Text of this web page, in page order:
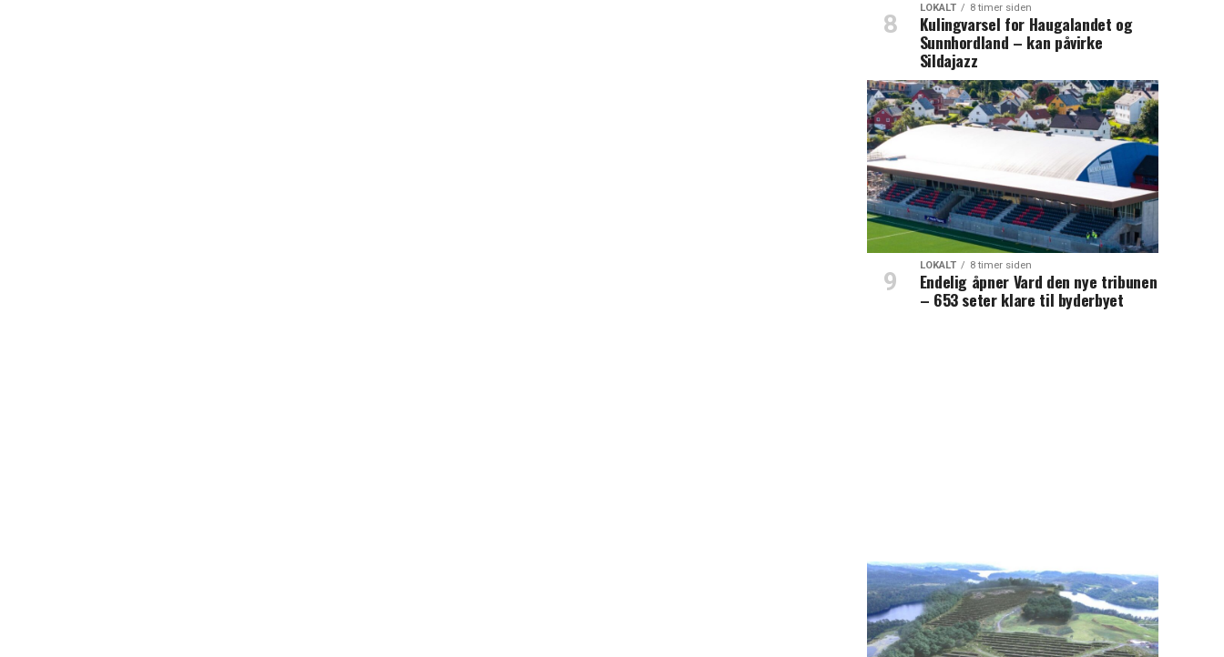
LOKALT 8 timer siden
Kulingvarsel for Haugalandet og
Sunnhordland – kan påvirke
Sildajazz
LOKALT 8 timer siden
Endelig åpner Vard den nye tribunen
– 653 seter klare til byderbyet